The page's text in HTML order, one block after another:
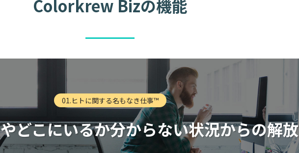
Colorkrew Bizの機能
01.ヒトに関する名もなき仕事™
どこにいるか分からない状況からの解放